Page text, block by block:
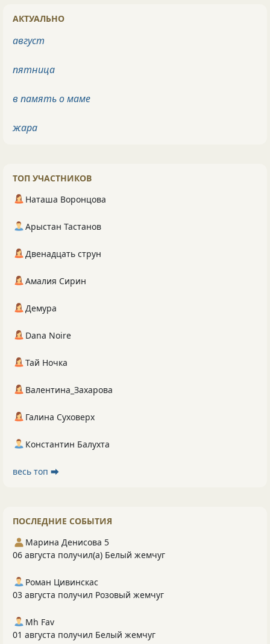
АКТУАЛЬНО
август
пятница
в память о маме
жара
ТОП УЧАСТНИКОВ
Наташа Воронцова
Арыстан Тастанов
Двенадцать струн
Амалия Сирин
Демура
Dana Noire
Тай Ночка
Валентина_Захарова
Галина Суховерх
Константин Балухта
весь топ ⮕
ПОСЛЕДНИЕ СОБЫТИЯ
Марина Денисова 5
06 августа получил(а) Белый жемчуг
Роман Цивинскас
03 августа получил Розовый жемчуг
Mh Fav
01 августа получил Белый жемчуг